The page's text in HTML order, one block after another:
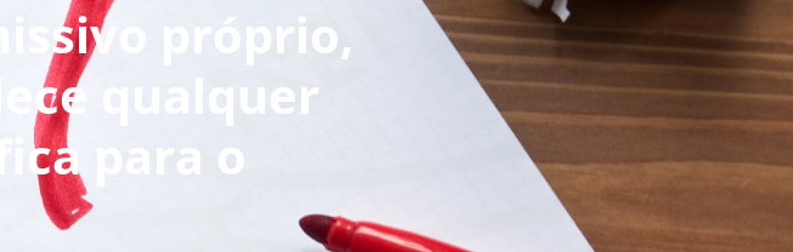
próprio,
qualquer
para o